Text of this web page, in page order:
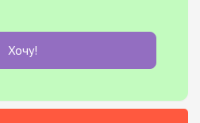
Хочу!